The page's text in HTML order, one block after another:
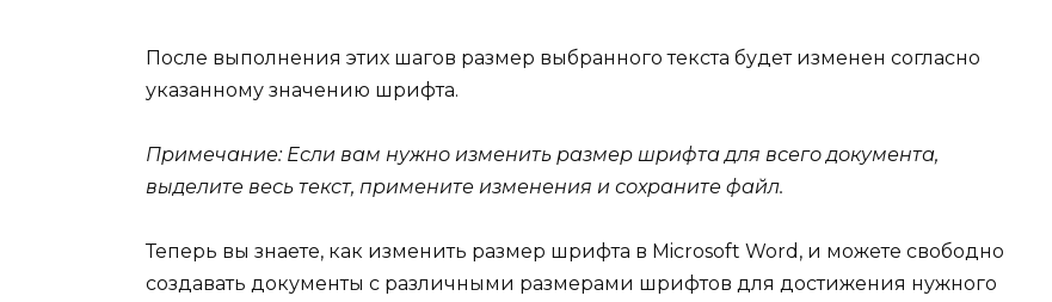
После выполнения этих шагов размер выбранного текста будет изменен согласно
указанному значению шрифта.
Примечание: Если вам нужно изменить размер шрифта для всего документа,
выделите весь текст, примените изменения и сохраните файл.
Теперь вы знаете, как изменить размер шрифта в Microsoft Word, и можете свободно
создавать документы с различными размерами шрифтов для достижения нужного